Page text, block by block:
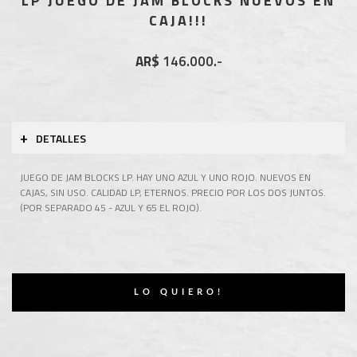
CAJA!!!
AR$ 146.000.-
+ DETALLES
JUEGO DE JAM BLOCKS LP. HAY UNO AZUL Y UNO ROJO. NUEVOS EN
CAJAS, SIN USO. CALIDAD LP, ETERNOS. PRECIO POR LOS DOS JUNTOS.
(POR SEPARADO 45 - AZUL Y 65 EL ROJO).